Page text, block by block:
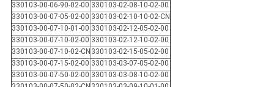
330103-00-06-90-02-00 330103-02-08-10-02-00
330103-00-07-05-02-00 330103-02-10-10-02-CN
330103-00-07-10-01-00 330103-02-12-05-02-00
330103-00-07-10-02-00 330103-02-12-10-02-00
330103-00-07-10-02-CN 330103-02-15-05-02-00
330103-00-07-15-02-00 330103-03-07-05-02-00
330103-00-07-50-02-00 330103-03-08-10-02-00